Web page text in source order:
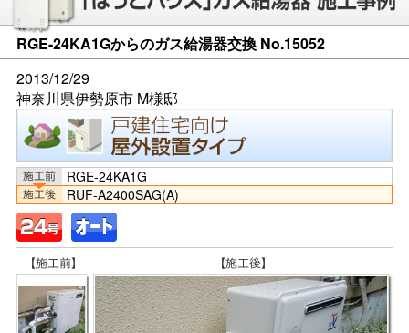
RGE-24KA1Gからのガス給湯器交換 No.15052
2013/12/29
神奈川県伊勢原市 M様邸
RGE-24KA1G
RUF-A2400SAG(A)